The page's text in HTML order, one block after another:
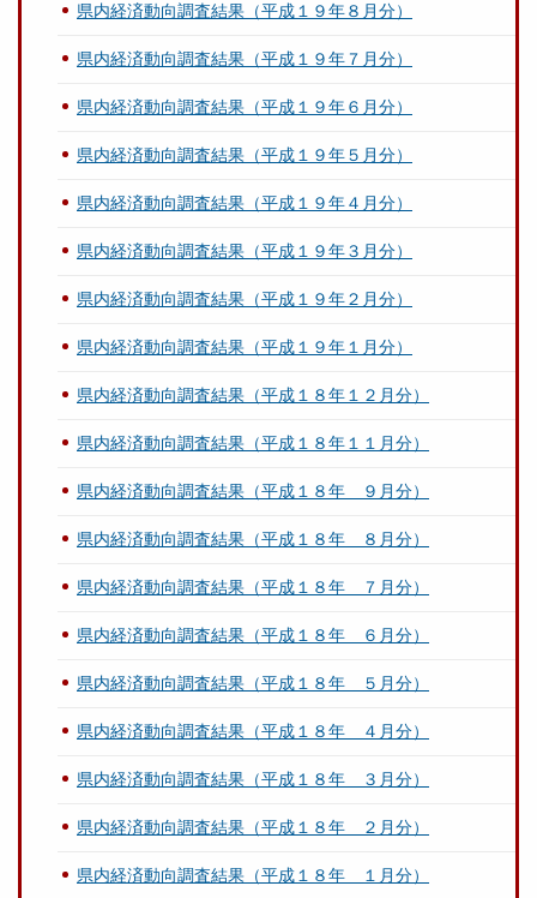
県内経済動向調査結果（平成１９年８月分）
県内経済動向調査結果（平成１９年７月分）
県内経済動向調査結果（平成１９年６月分）
県内経済動向調査結果（平成１９年５月分）
県内経済動向調査結果（平成１９年４月分）
県内経済動向調査結果（平成１９年３月分）
県内経済動向調査結果（平成１９年２月分）
県内経済動向調査結果（平成１９年１月分）
県内経済動向調査結果（平成１８年１２月分）
県内経済動向調査結果（平成１８年１１月分）
県内経済動向調査結果（平成１８年 ９月分）
県内経済動向調査結果（平成１８年 ８月分）
県内経済動向調査結果（平成１８年 ７月分）
県内経済動向調査結果（平成１８年 ６月分）
県内経済動向調査結果（平成１８年 ５月分）
県内経済動向調査結果（平成１８年 ４月分）
県内経済動向調査結果（平成１８年 ３月分）
県内経済動向調査結果（平成１８年 ２月分）
県内経済動向調査結果（平成１８年 １月分）